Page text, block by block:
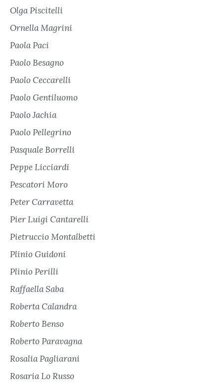
Olga Piscitelli
Ornella Magrini
Paola Paci
Paolo Besagno
Paolo Ceccarelli
Paolo Gentiluomo
Paolo Jachia
Paolo Pellegrino
Pasquale Borrelli
Peppe Licciardi
Pescatori Moro
Peter Carravetta
Pier Luigi Cantarelli
Pietruccio Montalbetti
Plinio Guidoni
Plinio Perilli
Raffaella Saba
Roberta Calandra
Roberto Benso
Roberto Paravagna
Rosalia Pagliarani
Rosaria Lo Russo